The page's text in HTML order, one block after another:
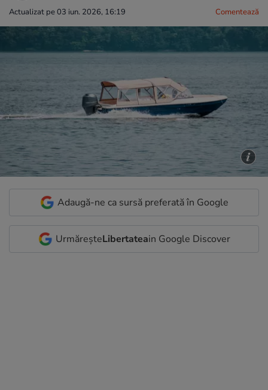
Actualizat pe 03 iun. 2026, 16:19 Comentează
Adaugă-ne ca sursă preferată în Google
UrmăreșteLibertateain Google Discover